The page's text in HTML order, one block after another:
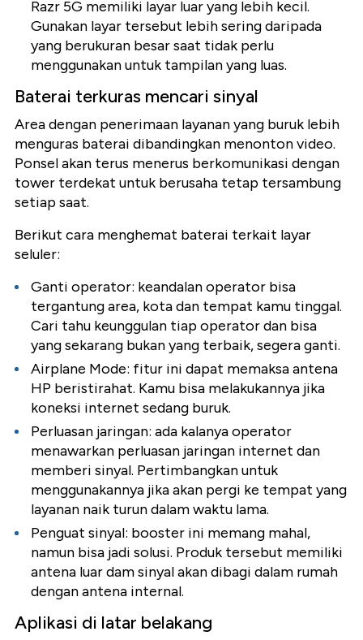
Razr 5G memiliki layar luar yang lebih kecil.
Gunakan layar tersebut lebih sering daripada
yang berukuran besar saat tidak perlu
menggunakan untuk tampilan yang luas.
Baterai terkuras mencari sinyal
Area dengan penerimaan layanan yang buruk lebih
menguras baterai dibandingkan menonton video.
Ponsel akan terus menerus berkomunikasi dengan
tower terdekat untuk berusaha tetap tersambung
setiap saat.
Berikut cara menghemat baterai terkait layar
seluler:
Ganti operator: keandalan operator bisa
tergantung area, kota dan tempat kamu tinggal.
Cari tahu keunggulan tiap operator dan bisa
yang sekarang bukan yang terbaik, segera ganti.
Airplane Mode: fitur ini dapat memaksa antena
HP beristirahat. Kamu bisa melakukannya jika
koneksi internet sedang buruk.
Perluasan jaringan: ada kalanya operator
menawarkan perluasan jaringan internet dan
memberi sinyal. Pertimbangkan untuk
menggunakannya jika akan pergi ke tempat yang
layanan naik turun dalam waktu lama.
Penguat sinyal: booster ini memang mahal,
namun bisa jadi solusi. Produk tersebut memiliki
antena luar dam sinyal akan dibagi dalam rumah
dengan antena internal.
Aplikasi di latar belakang